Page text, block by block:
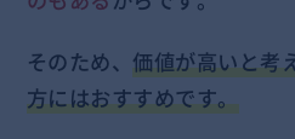
そのため、価値が高いと考
方にはおすすめです。